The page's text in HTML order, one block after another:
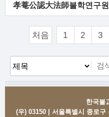
孝菴公認大法師불학연구원
처음 1 2 3
한국불
(우) 03150 | 서울특별시 종로구